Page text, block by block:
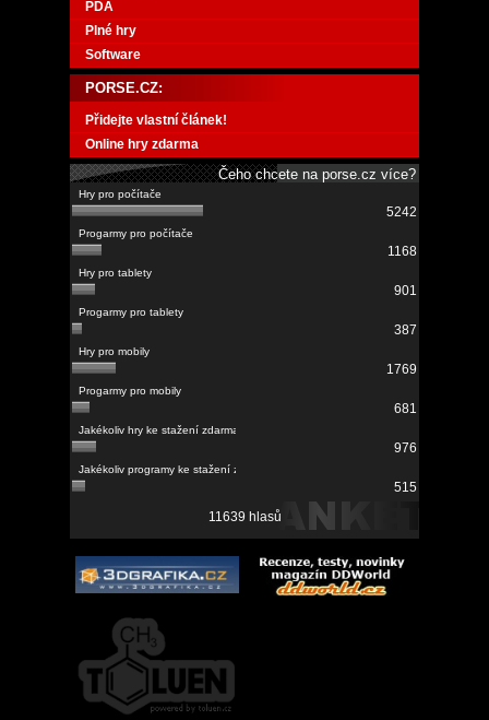
PDA
Plné hry
Software
PORSE.CZ:
Přidejte vlastní článek!
Online hry zdarma
Čeho chcete na porse.cz více?
5242
1168
901
387
1769
681
976
515
11639 hlasů